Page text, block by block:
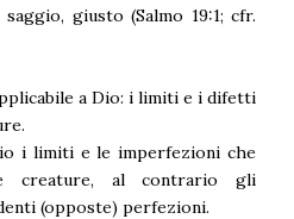
giusto (Salmo 19:1; cfr.
a Dio: i limiti e i difetti
i limiti e le imperfezioni che
creature, al contrario gli
(opposte) perfezioni.